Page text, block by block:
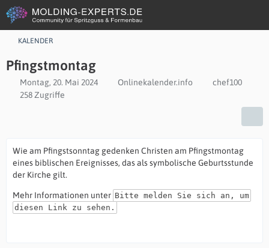
KALENDER
Pfingstmontag
Montag, 20. Mai 2024 Onlinekalender.info
chef100
258 Zugriffe
Wie am Pfingstsonntag gedenken Christen am Pfingstmontag
eines biblischen Ereignisses, das als symbolische Geburtsstunde
der Kirche gilt.
Mehr Informationen unter Bitte melden Sie sich an, um
diesen Link zu sehen.